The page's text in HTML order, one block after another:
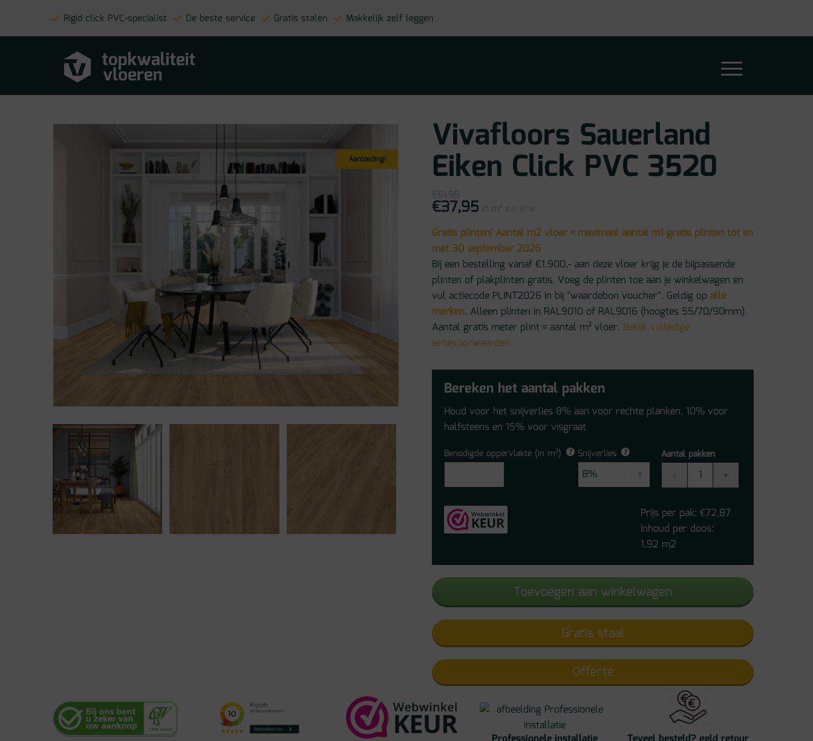
Rigid click PVC-specialist De beste service Gratis stalen Makkelijk zelf leggen
Aanbieding! Vivafloors Sauerland
Eiken Click PVC 3520
Oorspronkelijke
prijs
was:
€37,95Huidige
prijs
Gratis plinten! Aantal m2 vloer = maximaal aantal m1 gratis plinten tot en
met 30 september 2026
Bij een bestelling vanaf €1.900,- aan deze vloer krijg je de bijpassende
plinten of plakplinten gratis. Voeg de plinten toe aan je winkelwagen en
vul actiecode PLINT2026 in bij "waardebon voucher". Geldig opalle
merken. Alleen plinten in RAL9010 of RAL9016 (hoogtes 55/70/90mm).
Aantal gratis meter plint = aantal m² vloer. Bekijk volledige
actievoorwaarden
Bereken het aantal pakken
Houd voor het snijverlies 8% aan voor rechte planken, 10% voor
halfsteens en 15% voor visgraat
Benodigde oppervlakte (in m²) Snijverlies
Aantal pakken
Vivafloors
Sauerland
Click
PVC
Prijs per pak: €72,87
Inhoud per doos:
1.92 m2
Toevoegen aan winkelwagen
Gratis staal
Offerte